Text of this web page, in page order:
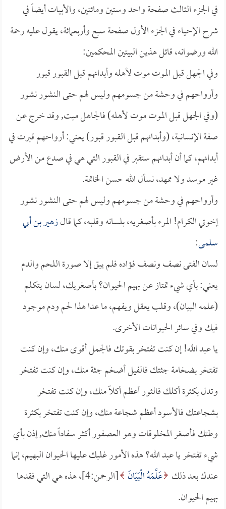
في الجزء الثالث صفحة واحد وستين ومائتين، والأبيات أيضاً في
شرح الإحياء في الجزء الأول صفحة سبع وأربعمائة، يقول عليه رحمة
الله ورضوانه، قائل هذين البيتين المحكمين:
وفي الجهل قبل الموت موت لأهله وأبدانهم قبل القبور قبور
وأرواحهم في وحشة من جسومهم وليس لهم حتى النشور نشور
(وفي الجهل قبل الموت موت لأهله) فالجاهل ميت, وقد خرج عن
صفة الإنسانية، (وأبدانهم قبل القبور قبور) يعني: أرواحهم قبرت في
أبدانهم، كما أن أبدانهم ستقبر في القبور التي هي في صدع من الأرض
غير موسد ولا ممهد، نسأل الله حسن الخاتمة.
وأرواحهم في وحشة من جسومهم وليس لهم حتى النشور نشور
إخوتي الكرام! المرء بأصغريه، بلسانه وقلبه، كما قالزهير بن أبي
سلمى:
لسان الفتى نصف ونصف فؤاده فلم يبق إلا صورة اللحم والدم
يعني: بأي شيء تمتاز عن بهيم الحيوان؟ بأصغريك، لسان يتكلم
(علمه البيان)، وقلب يعقل ويفهم، ما عدا هذا لحم ودم موجود
فيك وفي سائر الحيوانات الأخرى.
يا عبد الله! إن كنت تفتخر بقوتك فالجمل أقوى منك، وإن كنت
تفتخر بضخامة جثتك فالفيل أضخم جثة منك، وإن كنت تفتخر
وتدل بكثرة أكلك فالثور أعظم أكلاً منك، وإن كنت تفتخر
بشجاعتك فالأسود أعظم شجاعة منك، وإن كنت تفتخر بكثرة
وطئك فأصغر المخلوقات وهو العصفور أكثر سفاداً منك, إذن بأي
شيء تفتخر يا عبد الله؟ هذه الأمور غلبك عليها الحيوان البهيم، إنما
عندك بعد ذلك عَلَّمَهُ الْبَيَانَ
[الرحمن:4]، هذه هي التي فقدها
بهيم الحيوان.